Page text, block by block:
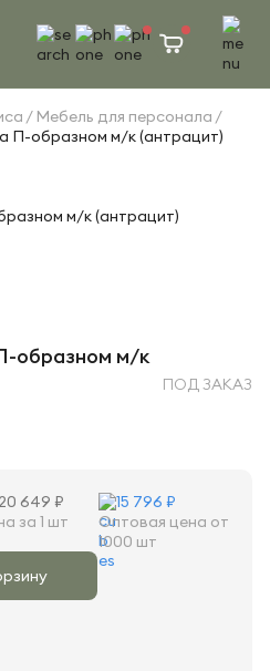
Мебель для персонала
П-образном м/к (антрацит)
образном м/к
ПОД ЗАКАЗ
649 ₽
за 1 шт
15 796 ₽
Оптовая цена от
1000 шт